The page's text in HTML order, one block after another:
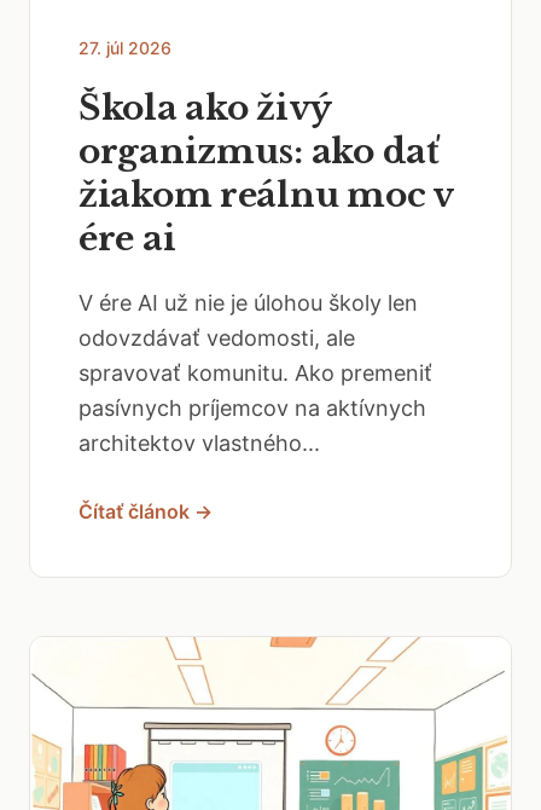
27. júl 2026
Škola ako živý
organizmus: ako dať
žiakom reálnu moc v
ére ai
V ére AI už nie je úlohou školy len
odovzdávať vedomosti, ale
spravovať komunitu. Ako premeniť
pasívnych príjemcov na aktívnych
architektov vlastného...
Čítať článok →